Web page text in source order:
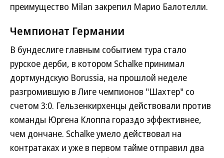
преимущество Milan закрепил Марио Балотелли.
Чемпионат Германии
В бундеслиге главным событием тура стало
рурское дерби, в котором Schalke принимал
дортмундскую Borussia, на прошлой неделе
разгромившую в Лиге чемпионов "Шахтер" со
счетом 3:0. Гельзенкирхенцы действовали против
команды Юргена Клоппа гораздо эффективнее,
чем дончане. Schalke умело действовал на
контратаках и уже в первом тайме отправил два